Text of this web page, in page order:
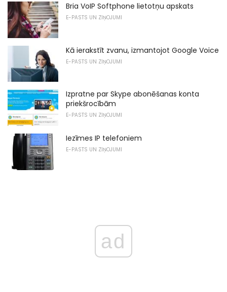
Bria VoIP Softphone lietotņu apskats
E-PASTS UN ZIŅOJUMI
Kā ierakstīt zvanu, izmantojot Google Voice
E-PASTS UN ZIŅOJUMI
Izpratne par Skype abonēšanas konta
priekšrocībām
E-PASTS UN ZIŅOJUMI
Iezīmes IP telefoniem
E-PASTS UN ZIŅOJUMI
ad